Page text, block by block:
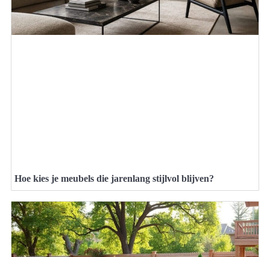
Hoe kies je meubels die jarenlang stijlvol blijven?